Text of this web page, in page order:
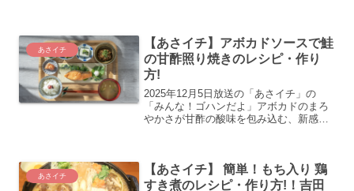
あさイチ
【あさイチ】アボカドソースで鮭
の甘酢照り焼きのレシピ・作り
方!
2025年12月5日放送の「あさイチ」の
「みんな！ゴハンだよ」アボカドのまろ
やかさが甘酢の酸味を包み込む、新感覚
介をします
あさイチ
【あさイチ】 簡単！もち入り 鶏
すき煮のレシピ・作り方!！吉田